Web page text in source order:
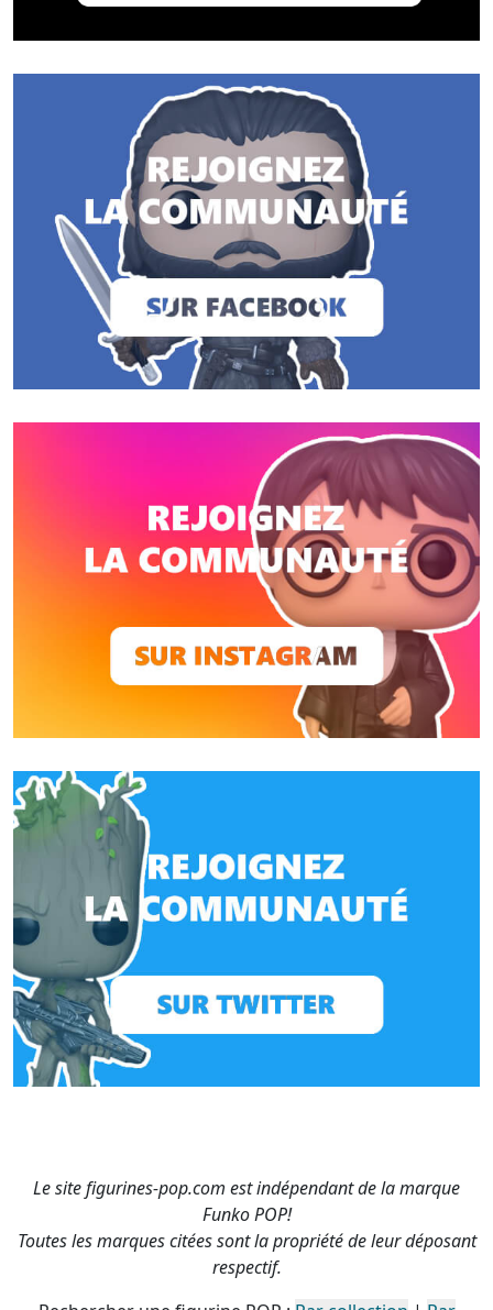
Le site figurines-pop.com est indépendant de la marque
Funko POP!
Toutes les marques citées sont la propriété de leur déposant
respectif.